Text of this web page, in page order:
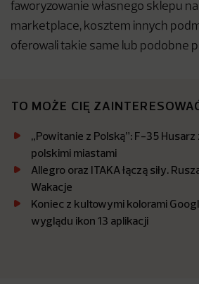
faworyzowanie własnego sklepu
marketplace, kosztem innych
oferowali takie same lub podobne
TO MOŻE CIĘ
„Powitanie z Polską”: F-35
polskimi miastami
Allegro oraz ITAKA łączą siły.
Wakacje
Koniec z kultowymi kolorami
wyglądu ikon 13 aplikacji